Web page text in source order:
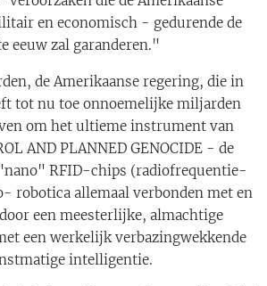
en economisch - gedurende de
eeuw zal garanderen."
de Amerikaanse regering, die in
tot nu toe onnoemelijke miljarden
om het ultieme instrument van
AND PLANNED GENOCIDE - de
RFID-chips (radiofrequentie-
robotica allemaal verbonden met en
een meesterlijke, almachtige
een werkelijk verbazingwekkende
intelligentie.